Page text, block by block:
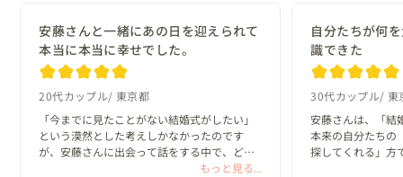
安藤さんと一緒にあの日を迎えられて
本当に本当に幸せでした。
20代カップル 東京都
「今までに見たことがない結婚式がしたい」
という漠然とした考えしかなかったのです
が、安藤さんに出会って話をする中で、どん
な一日にしたいのか？がどんどん具体的にな
もっと見る...
自分たちが何
識できた
30代カップル 東
安藤さんは、「結
本来の自分たちの
探してくれる」方